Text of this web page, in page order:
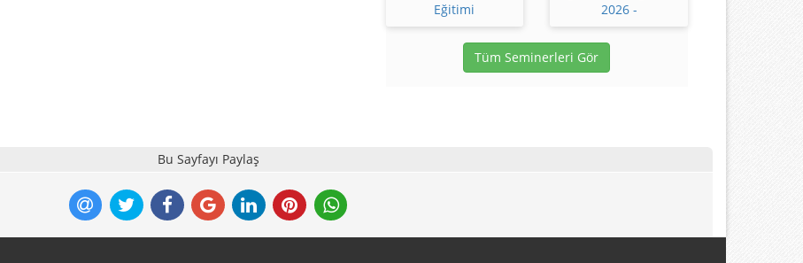
Eğitimi
2026 -
Tüm Seminerleri Gör
Bu Sayfayı Paylaş